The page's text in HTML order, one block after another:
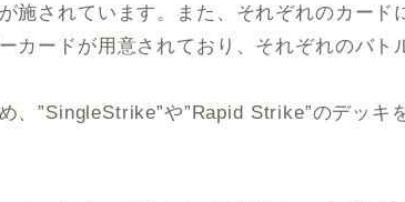
施されています。また、それぞれのカード
カードが用意されており、それぞれのバト
、”SingleStrike”や”Rapid Strike”のデッキ